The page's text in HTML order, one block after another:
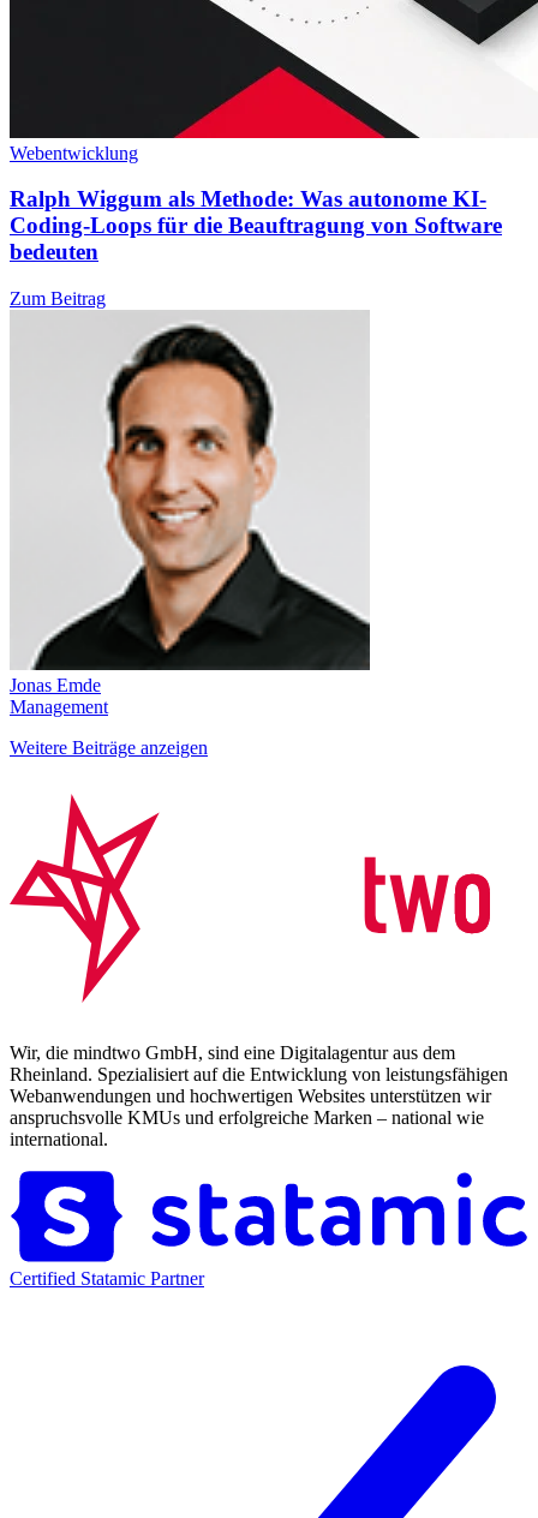
Webentwicklung
Ralph Wiggum als Methode: Was autonome KI-
Coding-Loops für die Beauftragung von Software
bedeuten
Zum Beitrag
Jonas Emde
Management
Weitere Beiträge anzeigen
Wir, die mindtwo GmbH, sind eine Digitalagentur aus dem
Rheinland. Spezialisiert auf die Entwicklung von leistungsfähigen
Webanwendungen und hochwertigen Websites unterstützen wir
anspruchsvolle KMUs und erfolgreiche Marken – national wie
international.
Certified Statamic Partner